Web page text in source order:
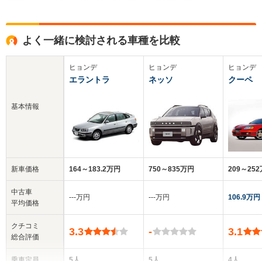
よく一緒に検討される車種を比較
基本情報
新車価格
中古車
平均価格
クチコミ
総合評価
ヒョンデ
エラントラ
164～183.2万円
‐‐‐万円
3.3
ヒョンデ
ネッソ
750～835万円
‐‐‐万円
-
ヒョンデ
クーペ
209～252
106.9万円
3.1